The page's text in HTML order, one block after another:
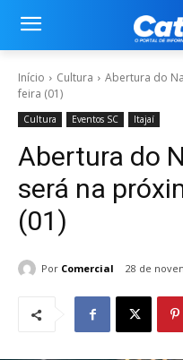
Início Cultura
Abertura do
feira (01)
Cultura Eventos SC Itajaí
Abertura do
será na
(01)
Por Comercial 28 de